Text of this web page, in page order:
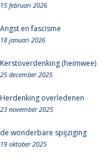
15 februari 2026
Angst en fascisme
18 januari 2026
Kerstoverdenking (heimwee)
25 december 2025
Herdenking overledenen
23 november 2025
de wonderbare spijziging
19 oktober 2025